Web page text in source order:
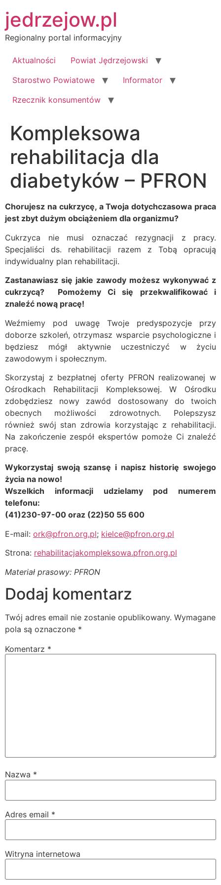
do
treści
jedrzejow.pl
Regionalny portal informacyjny
Aktualności
Powiat Jędrzejowski
Starostwo Powiatowe
Informator
Rzecznik konsumentów
Kompleksowa
rehabilitacja dla
diabetyków – PFRON
Chorujesz na cukrzycę, a Twoja dotychczasowa praca
jest zbyt dużym obciążeniem dla organizmu?
Cukrzyca nie musi oznaczać rezygnacji z pracy.
Specjaliści ds. rehabilitacji razem z Tobą opracują
indywidualny plan rehabilitacji.
Zastanawiasz się jakie zawody możesz wykonywać z
cukrzycą? Pomożemy Ci się przekwalifikować i
znaleźć nową pracę!
Weźmiemy pod uwagę Twoje predyspozycje przy
doborze szkoleń, otrzymasz wsparcie psychologiczne i
będziesz mógł aktywnie uczestniczyć w życiu
zawodowym i społecznym.
Skorzystaj z bezpłatnej oferty PFRON realizowanej w
Ośrodkach Rehabilitacji Kompleksowej. W Ośrodku
zdobędziesz nowy zawód dostosowany do twoich
obecnych możliwości zdrowotnych. Polepszysz
również swój stan zdrowia korzystając z rehabilitacji.
Na zakończenie zespół ekspertów pomoże Ci znaleźć
pracę.
Wykorzystaj swoją szansę i napisz historię swojego
życia na nowo!
Wszelkich informacji udzielamy pod numerem
telefonu:
(41)230-97-00 oraz (22)50 55 600
E-mail: ork@pfron.org.pl; kielce@pfron.org.pl
Strona: rehabilitacjakompleksowa.pfron.org.pl
Materiał prasowy: PFRON
Dodaj komentarz
Twój adres email nie zostanie opublikowany. Wymagane
pola są oznaczone *
Komentarz *
Nazwa *
Adres email *
Witryna internetowa